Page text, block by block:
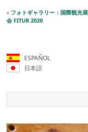
« フォトギャラリー：国際観光
会 FITUR 2020
ESPAÑOL
日本語